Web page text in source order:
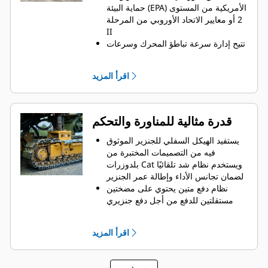
حماية البيئة (EPA) الأمريكية من المستوى
2 أو معايير الاتحاد الأوروبي من المرحلة
II
تتيح إدارة سرعة تباطؤ المحرك وسرعات
بحسب احتياجات القدرة المطلوبة منه
تعمل مروحة التبريد متغيرة السرعة بأقل
سرعة ممكنة من أجل التبريد الأمثل
وعالي الكفاءة
تراقب خاصية التحكم التلقائي في الحمل
درجة التحميل على المحرك وتضبط
سرعة التفريز للمساعدة على منع التوقف
المفاجئ مع الحفاظ على الإنتاجية العالية
اقرأ المزيد
قدرة مثالية للمناورة والتحكم
يستفيد الهيكل السفلي للجنزير الموثوق
فيه من التصميمات المختبرة من
بلدوزرات Cat ويستخدم نظام شد تلقائيًا
لضمان تجانس الأداء وإطالة عمر الجنزير
نظام دفع متين يحتوي على مضختين
مستقلتين للدفع من أجل دفع جنزيري
وبنمط دفع متقاطع
يساعد التحكم الأوتوماتيكي في قدرة الجر
على المحافظة على تجانس السرعة في
أصعب الاستخدامات
اقرأ المزيد